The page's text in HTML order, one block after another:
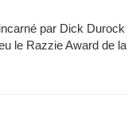
par Dick Durock
le Razzie Award de la